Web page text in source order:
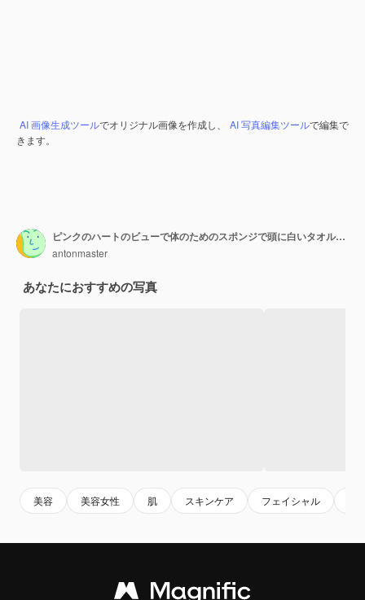
AI 画像生成ツールでオリジナル画像を作成し、 AI 写真編集ツールで編集で
きます。
ピンクのハートのビューで体のためのスポンジで頭に白いタオルで女性の美しさの肖像画
antonmaster
あなたにおすすめの写真
美容 美容女性 肌 スキンケア フェイシャル